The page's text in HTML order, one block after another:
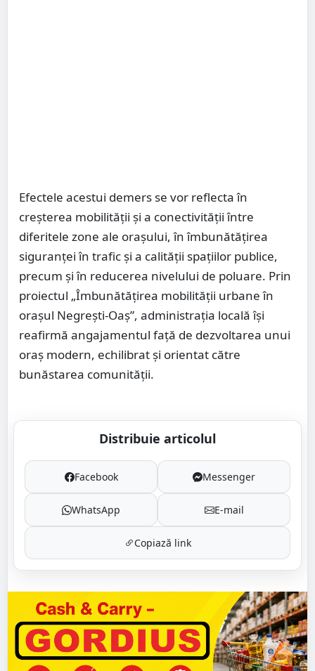
Efectele acestui demers se vor reflecta în
creșterea mobilității și a conectivității între
diferitele zone ale orașului, în îmbunătățirea
siguranței în trafic și a calității spațiilor publice,
precum și în reducerea nivelului de poluare. Prin
proiectul „Îmbunătățirea mobilității urbane în
orașul Negrești-Oaș”, administrația locală își
reafirmă angajamentul față de dezvoltarea unui
oraș modern, echilibrat și orientat către
bunăstarea comunității.
Distribuie articolul
Facebook Messenger
WhatsApp E-mail
Copiază link